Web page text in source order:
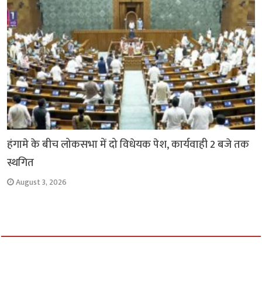
हंगामे के बीच लोकसभा में दो विधेयक पेश, कार्यवाही 2 बजे तक
स्थगित
August 3, 2026